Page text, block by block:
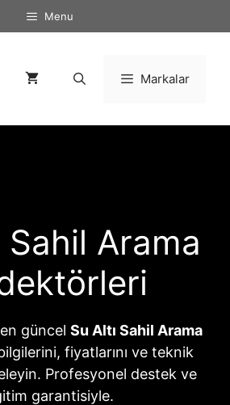
Menu
Markalar
Sahil Arama
güncel Su Altı Sahil Arama
fiyatlarını ve teknik
Profesyonel destek ve
garantisiyle.